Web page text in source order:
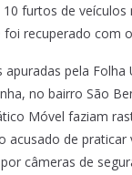
furtos de veículos
recuperado com
pela Folha
no bairro São
Móvel faziam
acusado de
câmeras de